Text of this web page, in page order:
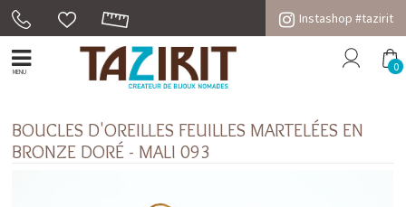
Instashop #tazirit
MENU 0
BOUCLES D'OREILLES FEUILLES MARTELÉES EN
BRONZE DORÉ - MALI 093